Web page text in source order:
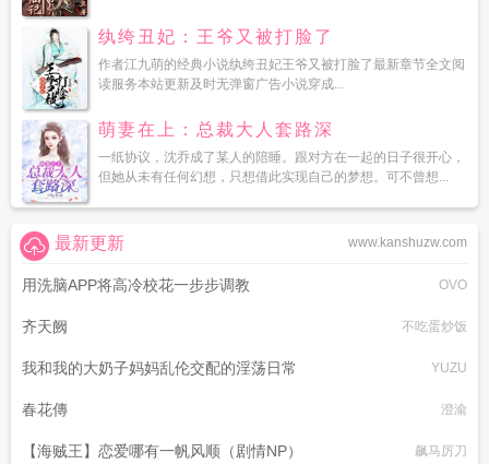
纨绔丑妃：王爷又被打脸了
作者江九萌的经典小说纨绔丑妃王爷又被打脸了最新章节全文阅
读服务本站更新及时无弹窗广告小说穿成...
萌妻在上：总裁大人套路深
一纸协议，沈乔成了某人的陪睡。跟对方在一起的日子很开心，
但她从未有任何幻想，只想借此实现自己的梦想。可不曾想...
www.kanshuzw.com
最新更新
用洗脑APP将高冷校花一步步调教 OVO
齐天阙 不吃蛋炒饭
我和我的大奶子妈妈乱伦交配的淫荡日常 YUZU
春花傳 澄渝
【海贼王】恋爱哪有一帆风顺（剧情NP） 飙马厉刀